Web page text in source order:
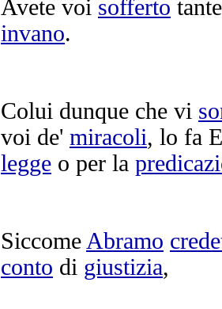
Avete voi sofferto
invano.
Colui dunque che vi
voi de' miracoli, lo fa
legge o per la
Siccome Abramo
conto di giustizia,